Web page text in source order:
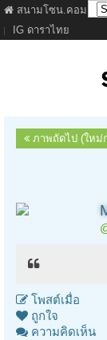
สนามโซน.คอม
IG ดาราไทย
ภาพถัดไป (ใหม่
โพสต์เมื่อ
ถูกใจ
ความคิดเห็น